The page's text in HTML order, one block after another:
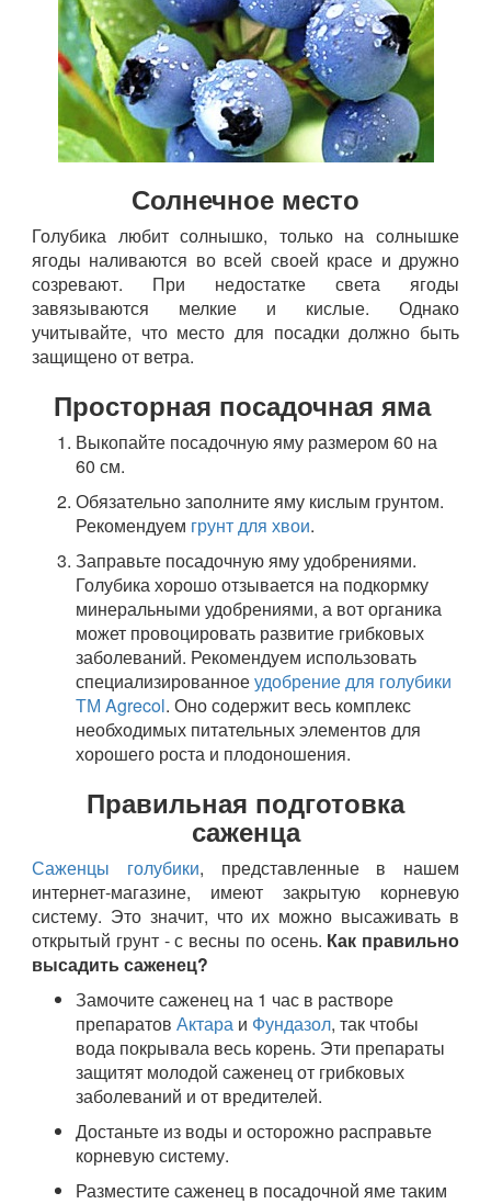
Солнечное место
Голубика любит солнышко, только на солнышке
ягоды наливаются во всей своей красе и дружно
созревают. При недостатке света ягоды
завязываются мелкие и кислые. Однако
учитывайте, что место для посадки должно быть
защищено от ветра.
Просторная посадочная яма
Выкопайте посадочную яму размером 60 на
60 см.
Обязательно заполните яму кислым грунтом.
Рекомендуем грунт для хвои.
Заправьте посадочную яму удобрениями.
Голубика хорошо отзывается на подкормку
минеральными удобрениями, а вот органика
может провоцировать развитие грибковых
заболеваний. Рекомендуем использовать
специализированноеудобрение для голубики
ТМ Agrecol. Оно содержит весь комплекс
необходимых питательных элементов для
хорошего роста и плодоношения.
Правильная подготовка
саженца
Саженцы голубики, представленные в нашем
интернет-магазине, имеют закрытую корневую
систему. Это значит, что их можно высаживать в
открытый грунт - с весны по осень. Как правильно
высадить саженец?
Замочите саженец на 1 час в растворе
препаратов Актара и Фундазол, так чтобы
вода покрывала весь корень. Эти препараты
защитят молодой саженец от грибковых
заболеваний и от вредителей.
Достаньте из воды и осторожно расправьте
корневую систему.
Разместите саженец в посадочной яме таким